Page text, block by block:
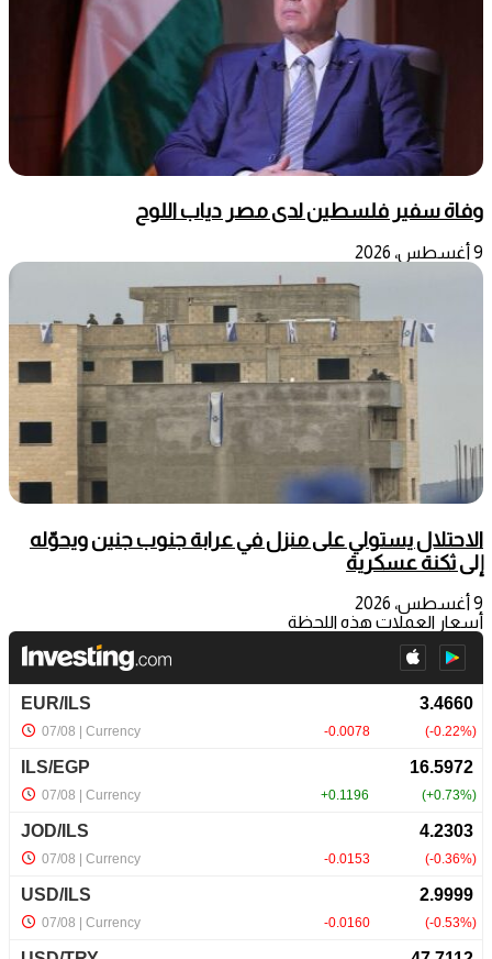
وفاة سفير فلسطين لدى مصر دياب اللوح
9 أغسطس، 2026
الاحتلال يستولي على منزل في عرابة جنوب جنين ويحوّله
إلى ثكنة عسكرية
9 أغسطس، 2026
أسعار العملات هذه اللحظة